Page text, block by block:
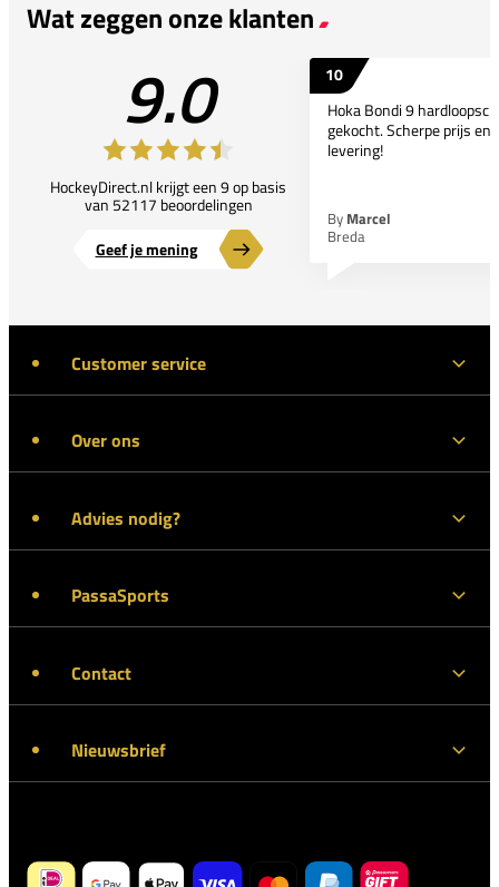
Wat zeggen onze klanten
9.0
HockeyDirect.nl krijgt een 9 op basis
van 52117 beoordelingen
Geef je mening
10
Hoka Bondi 9
gekocht. Scherpe prijs en
levering!
By Marcel
Breda
Customer service
Over ons
Advies nodig?
PassaSports
Contact
Nieuwsbrief